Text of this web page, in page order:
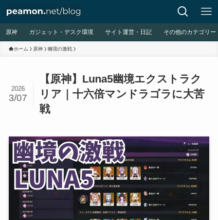
原神 ガジェット・デスク環境 サイト運営・日記 その他のカテゴリー
ホーム 原神 幽境の激戦
【原神】Luna5幽境エクストラク
リア｜十六倍マンドラゴラに大苦
戦
2026
3/07